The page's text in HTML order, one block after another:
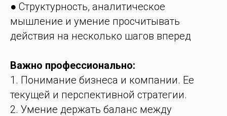
● Структурность, аналитическое
мышление и умение просчитывать
действия на несколько шагов вперед
Важно профессионально:
1. Понимание бизнеса и компании. Ее
текущей и перспективной стратегии.
2. Умение держать баланс между